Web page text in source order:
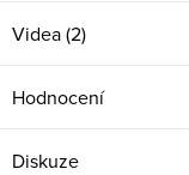
Videa (2)
Hodnocení
Diskuze